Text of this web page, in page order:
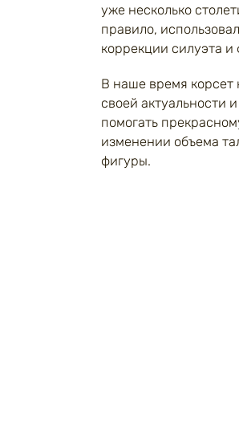
уже несколько
правило,
коррекции силуэта и
В наше время корсет
своей актуальности
помогать
изменении объема
фигуры.